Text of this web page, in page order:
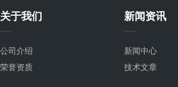
关于我们
公司介绍
荣誉资质
新闻资讯
新闻中心
技术文章